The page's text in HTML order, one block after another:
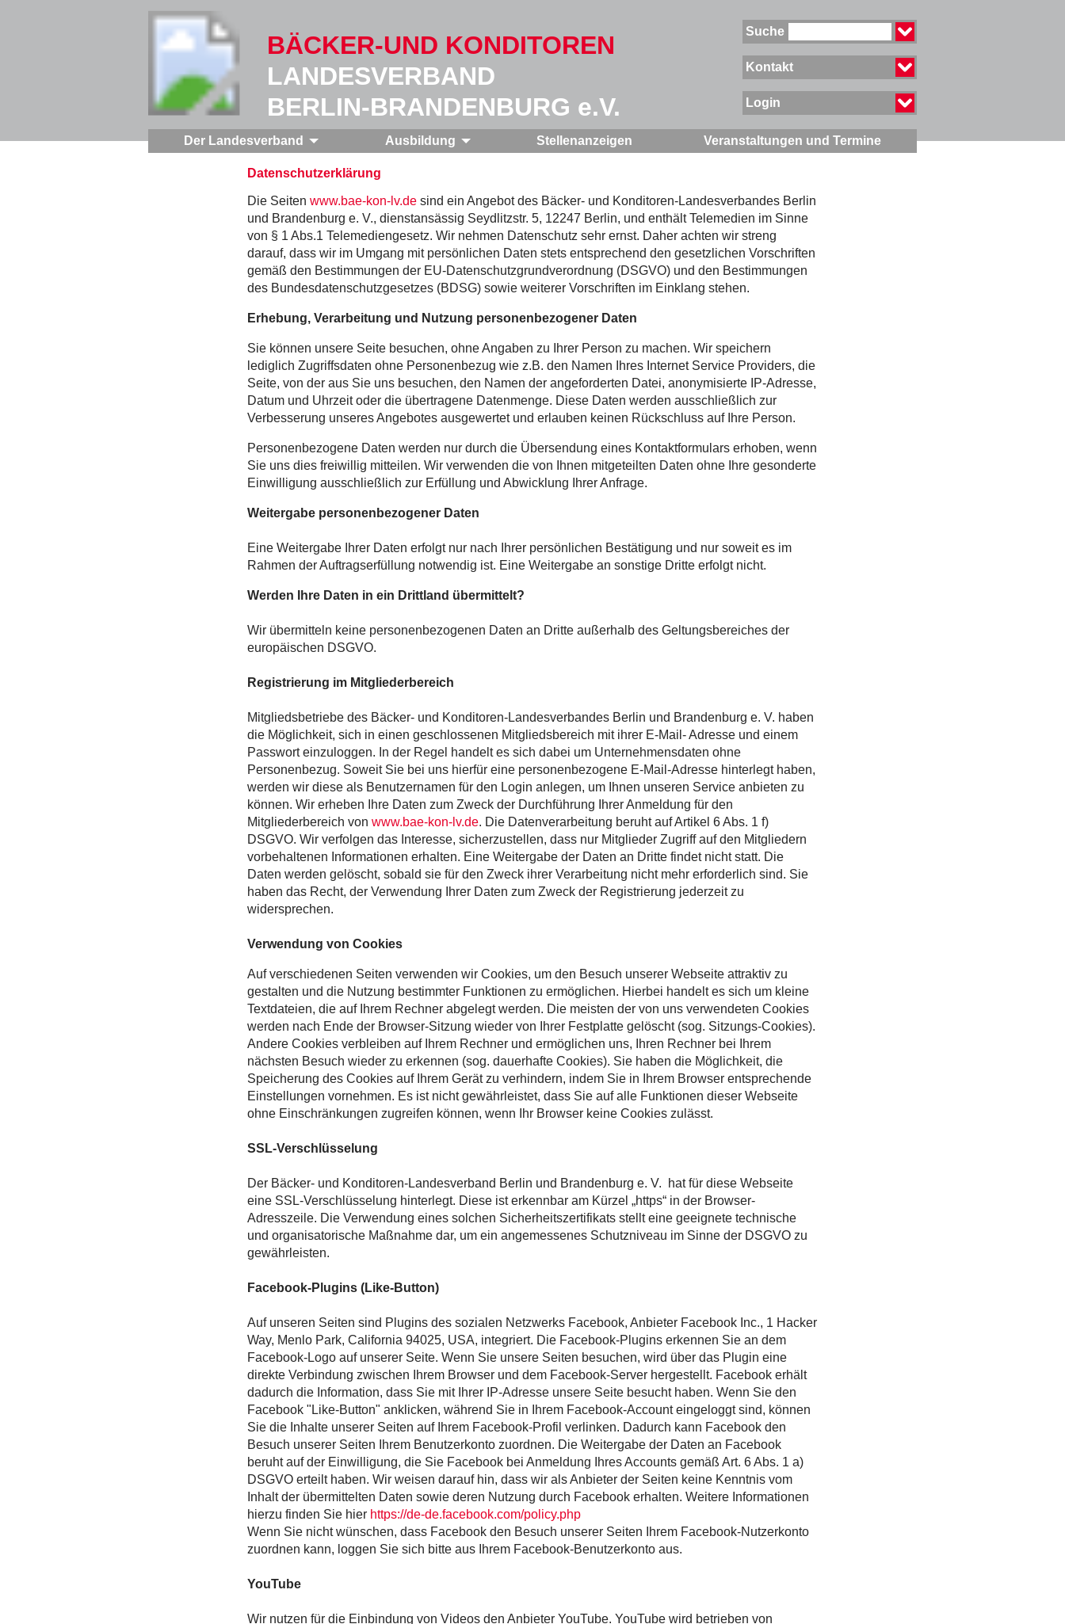
BÄCKER-UND KONDITOREN
LANDESVERBAND
BERLIN-BRANDENBURG e.V.
Suche
Kontakt
Login
Der Landesverband Ausbildung Stellenanzeigen Veranstaltungen und Termine
Datenschutzerklärung
Die Seiten www.bae-kon-lv.de sind ein Angebot des Bäcker- und Konditoren-Landesverbandes Berlin
und Brandenburg e. V., dienstansässig Seydlitzstr. 5, 12247 Berlin, und enthält Telemedien im Sinne
von § 1 Abs.1 Telemediengesetz. Wir nehmen Datenschutz sehr ernst. Daher achten wir streng
darauf, dass wir im Umgang mit persönlichen Daten stets entsprechend den gesetzlichen Vorschriften
gemäß den Bestimmungen der EU-Datenschutzgrundverordnung (DSGVO) und den Bestimmungen
des Bundesdatenschutzgesetzes (BDSG) sowie weiterer Vorschriften im Einklang stehen.
Erhebung, Verarbeitung und Nutzung personenbezogener Daten
Sie können unsere Seite besuchen, ohne Angaben zu Ihrer Person zu machen. Wir speichern
lediglich Zugriffsdaten ohne Personenbezug wie z.B. den Namen Ihres Internet Service Providers, die
Seite, von der aus Sie uns besuchen, den Namen der angeforderten Datei, anonymisierte IP-Adresse,
Datum und Uhrzeit oder die übertragene Datenmenge. Diese Daten werden ausschließlich zur
Verbesserung unseres Angebotes ausgewertet und erlauben keinen Rückschluss auf Ihre Person.
Personenbezogene Daten werden nur durch die Übersendung eines Kontaktformulars erhoben, wenn
Sie uns dies freiwillig mitteilen. Wir verwenden die von Ihnen mitgeteilten Daten ohne Ihre gesonderte
Einwilligung ausschließlich zur Erfüllung und Abwicklung Ihrer Anfrage.
Weitergabe personenbezogener Daten
Eine Weitergabe Ihrer Daten erfolgt nur nach Ihrer persönlichen Bestätigung und nur soweit es im
Rahmen der Auftragserfüllung notwendig ist. Eine Weitergabe an sonstige Dritte erfolgt nicht.
Werden Ihre Daten in ein Drittland übermittelt?
Wir übermitteln keine personenbezogenen Daten an Dritte außerhalb des Geltungsbereiches der
europäischen DSGVO.
Registrierung im Mitgliederbereich
Mitgliedsbetriebe des Bäcker- und Konditoren-Landesverbandes Berlin und Brandenburg e. V. haben
die Möglichkeit, sich in einen geschlossenen Mitgliedsbereich mit ihrer E-Mail- Adresse und einem
Passwort einzuloggen. In der Regel handelt es sich dabei um Unternehmensdaten ohne
Personenbezug. Soweit Sie bei uns hierfür eine personenbezogene E-Mail-Adresse hinterlegt haben,
werden wir diese als Benutzernamen für den Login anlegen, um Ihnen unseren Service anbieten zu
können. Wir erheben Ihre Daten zum Zweck der Durchführung Ihrer Anmeldung für den
Mitgliederbereich von www.bae-kon-lv.de. Die Datenverarbeitung beruht auf Artikel 6 Abs. 1 f)
DSGVO. Wir verfolgen das Interesse, sicherzustellen, dass nur Mitglieder Zugriff auf den Mitgliedern
vorbehaltenen Informationen erhalten. Eine Weitergabe der Daten an Dritte findet nicht statt. Die
Daten werden gelöscht, sobald sie für den Zweck ihrer Verarbeitung nicht mehr erforderlich sind. Sie
haben das Recht, der Verwendung Ihrer Daten zum Zweck der Registrierung jederzeit zu
widersprechen.
Verwendung von Cookies
Auf verschiedenen Seiten verwenden wir Cookies, um den Besuch unserer Webseite attraktiv zu
gestalten und die Nutzung bestimmter Funktionen zu ermöglichen. Hierbei handelt es sich um kleine
Textdateien, die auf Ihrem Rechner abgelegt werden. Die meisten der von uns verwendeten Cookies
werden nach Ende der Browser-Sitzung wieder von Ihrer Festplatte gelöscht (sog. Sitzungs-Cookies).
Andere Cookies verbleiben auf Ihrem Rechner und ermöglichen uns, Ihren Rechner bei Ihrem
nächsten Besuch wieder zu erkennen (sog. dauerhafte Cookies). Sie haben die Möglichkeit, die
Speicherung des Cookies auf Ihrem Gerät zu verhindern, indem Sie in Ihrem Browser entsprechende
Einstellungen vornehmen. Es ist nicht gewährleistet, dass Sie auf alle Funktionen dieser Webseite
ohne Einschränkungen zugreifen können, wenn Ihr Browser keine Cookies zulässt.
SSL-Verschlüsselung
Der Bäcker- und Konditoren-Landesverband Berlin und Brandenburg e. V. hat für diese Webseite
eine SSL-Verschlüsselung hinterlegt. Diese ist erkennbar am Kürzel „https“ in der Browser-
Adresszeile. Die Verwendung eines solchen Sicherheitszertifikats stellt eine geeignete technische
und organisatorische Maßnahme dar, um ein angemessenes Schutzniveau im Sinne der DSGVO zu
gewährleisten.
Facebook-Plugins (Like-Button)
Auf unseren Seiten sind Plugins des sozialen Netzwerks Facebook, Anbieter Facebook Inc., 1 Hacker
Way, Menlo Park, California 94025, USA, integriert. Die Facebook-Plugins erkennen Sie an dem
Facebook-Logo auf unserer Seite. Wenn Sie unsere Seiten besuchen, wird über das Plugin eine
direkte Verbindung zwischen Ihrem Browser und dem Facebook-Server hergestellt. Facebook erhält
dadurch die Information, dass Sie mit Ihrer IP-Adresse unsere Seite besucht haben. Wenn Sie den
Facebook "Like-Button" anklicken, während Sie in Ihrem Facebook-Account eingeloggt sind, können
Sie die Inhalte unserer Seiten auf Ihrem Facebook-Profil verlinken. Dadurch kann Facebook den
Besuch unserer Seiten Ihrem Benutzerkonto zuordnen. Die Weitergabe der Daten an Facebook
beruht auf der Einwilligung, die Sie Facebook bei Anmeldung Ihres Accounts gemäß Art. 6 Abs. 1 a)
DSGVO erteilt haben. Wir weisen darauf hin, dass wir als Anbieter der Seiten keine Kenntnis vom
Inhalt der übermittelten Daten sowie deren Nutzung durch Facebook erhalten. Weitere Informationen
hierzu finden Sie hier https://de-de.facebook.com/policy.php
Wenn Sie nicht wünschen, dass Facebook den Besuch unserer Seiten Ihrem Facebook-Nutzerkonto
zuordnen kann, loggen Sie sich bitte aus Ihrem Facebook-Benutzerkonto aus.
YouTube
Wir nutzen für die Einbindung von Videos den Anbieter YouTube. YouTube wird betrieben von